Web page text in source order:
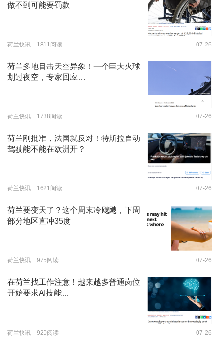
做不到可能要罚款
荷兰快讯 1811阅读 07-26
荷兰多地目击天空异象！一个巨大火球
划过夜空，专家回应…
荷兰快讯 1738阅读 07-26
荷兰刚批准，法国就反对！特斯拉自动
驾驶能不能在欧洲开？
荷兰快讯 1621阅读 07-26
荷兰要变天了？这个周末冷飕飕，下周
部分地区直冲35度
荷兰快讯 975阅读 07-26
在荷兰找工作注意！越来越多普通岗位
开始要求AI技能…
荷兰快讯 920阅读 07-26